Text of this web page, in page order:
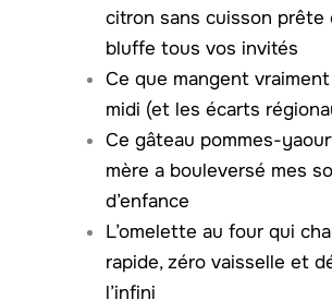
citron sans cuisson prête
bluffe tous vos invités
Ce que mangent
midi (et les écarts
Ce gâteau pommes-
mère a bouleversé mes
d’enfance
L’omelette au four qui
rapide, zéro vaisselle et
l’infini